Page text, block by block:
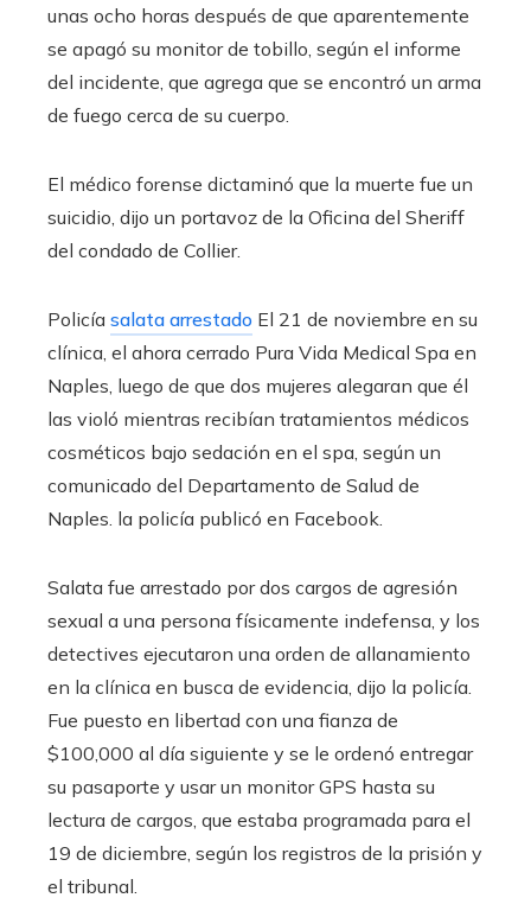
unas ocho horas después de que aparentemente
se apagó su monitor de tobillo, según el informe
del incidente, que agrega que se encontró un arma
de fuego cerca de su cuerpo.
El médico forense dictaminó que la muerte fue un
suicidio, dijo un portavoz de la Oficina del Sheriff
del condado de Collier.
Policía salata arrestado El 21 de noviembre en su
clínica, el ahora cerrado Pura Vida Medical Spa en
Naples, luego de que dos mujeres alegaran que él
las violó mientras recibían tratamientos médicos
cosméticos bajo sedación en el spa, según un
comunicado del Departamento de Salud de
Naples. la policía publicó en Facebook.
Salata fue arrestado por dos cargos de agresión
sexual a una persona físicamente indefensa, y los
detectives ejecutaron una orden de allanamiento
en la clínica en busca de evidencia, dijo la policía.
Fue puesto en libertad con una fianza de
$100,000 al día siguiente y se le ordenó entregar
su pasaporte y usar un monitor GPS hasta su
lectura de cargos, que estaba programada para el
19 de diciembre, según los registros de la prisión y
el tribunal.